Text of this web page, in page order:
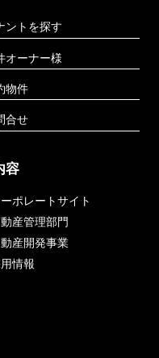
ントを探す
オーナー様
物件
合せ
容
ーポレートサイト
動産管理部門
動産開発事業
用情報